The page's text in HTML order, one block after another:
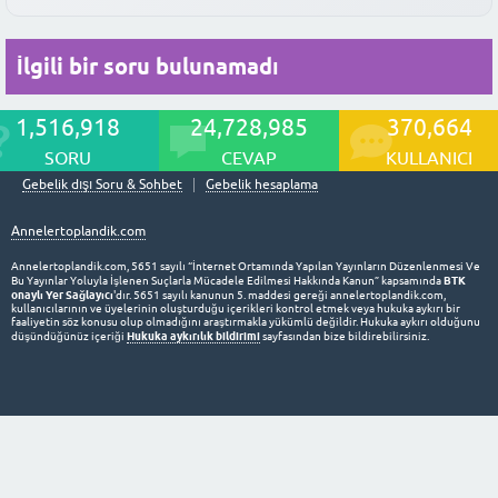
Bu yanıt faydalı oldu mu?
bulmaktır.
Bu yanıt faydalı oldu mu?
ve takviyeleri önerecek, ayrıca olası riskler hakkında sizi
bilgilendirecektir. Yeterli dinlenme, dengeli beslenme ve stres
yönetimi bu süreçte kritik öneme sahiptir. Emzirme süreciniz
hakkında da doktorunuzdan bilgi almanız önemlidir.
Bu yanıt faydalı oldu mu?
İlgili bir soru bulunamadı
1,516,918
SORU
24,728,985
CEVAP
370,664
KULLANICI
Gebelik dışı Soru & Sohbet Gebelik hesaplama
Annelertoplandik.com
Annelertoplandik.com, 5651 sayılı “İnternet Ortamında Yapılan Yayınların Düzenlenmesi Ve
Bu Yayınlar Yoluyla İşlenen Suçlarla Mücadele Edilmesi Hakkında Kanun” kapsamındaBTK
onaylı Yer Sağlayıcı'dır. 5651 sayılı kanunun 5. maddesi gereği annelertoplandik.com,
kullanıcılarının ve üyelerinin oluşturduğu içerikleri kontrol etmek veya hukuka aykırı bir
faaliyetin söz konusu olup olmadığını araştırmakla yükümlü değildir. Hukuka aykırı olduğunu
düşündüğünüz içeriği Hukuka aykırılık bildirimisayfasından bize bildirebilirsiniz.